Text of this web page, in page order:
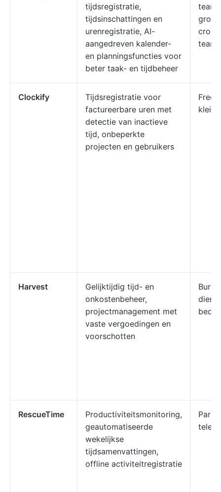
tijdsregistratie,
tijdsinschattingen en
urenregistratie, AI-
aangedreven kalender-
en planningsfuncties voor
beter taak- en tijdbeheer
Clockify
Tijdsregistratie voor
factureerbare uren met
detectie van inactieve
tijd, onbeperkte
projecten en gebruikers
Harvest
Gelijktijdig tijd- en
onkostenbeheer,
projectmanagement met
vaste vergoedingen en
voorschotten
RescueTime
Productiviteitsmonitoring,
geautomatiseerde
wekelijkse
tijdsamenvattingen,
offline activiteitregistratie